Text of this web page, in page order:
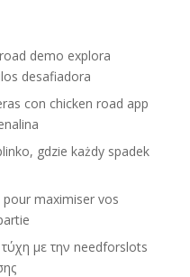
demo explora
desafiadora
con chicken road app
gdzie każdy spadek
maximiser vos
με την needforslots